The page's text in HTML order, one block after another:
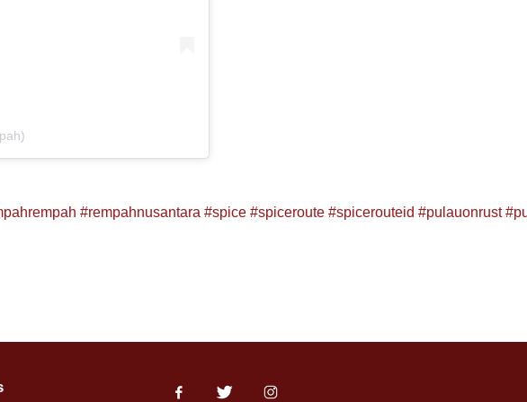
#rempahnusantara #spice #spiceroute #spicerouteid #pulauonrust